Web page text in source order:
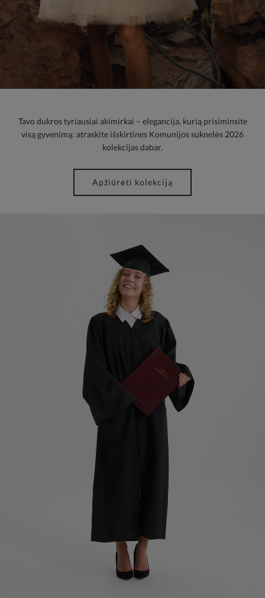
Tavo dukros tyriausiai akimirkai – elegancija, kurią prisiminsite
visą gyvenimą: atraskite išskirtines Komunijos suknelės 2026
kolekcijas dabar.
Apžiūrėti kolekciją